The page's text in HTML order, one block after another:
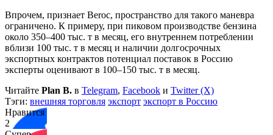
Впрочем, признает Beroc, пространство для такого маневра
ограничено. К примеру, при пиковом производстве бензина
около 350–400 тыс. т в месяц, его внутреннем потреблении
вблизи 100 тыс. т в месяц и наличии долгосрочных
экспортных контрактов потенциал поставок в Россию
эксперты оценивают в 100–150 тыс. т в месяц.
Читайте Plan B. в Telegram, Facebook и Twitter (X)
Тэги: внешняя торговля экспорт экспорт в Россию
Нравится
2